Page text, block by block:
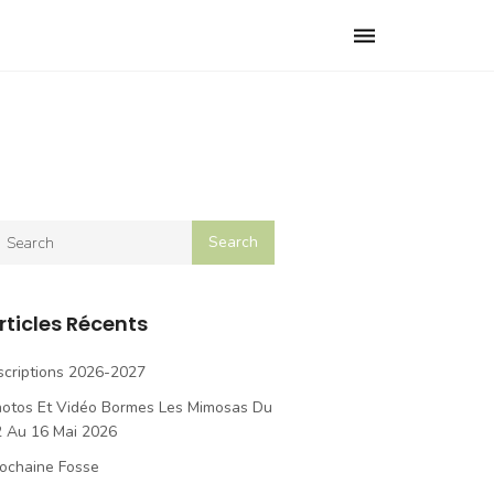
Toggle
Récents
2026-2027
Et Vidéo Bormes Les Mimosas Du
Au 16 Mai 2026
Fosse